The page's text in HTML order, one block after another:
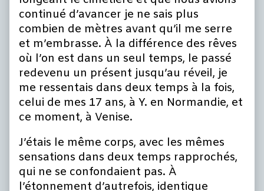
continué d’avancer je ne sais plus
combien de mètres avant qu’il me serre
et m’embrasse. À la différence des rêves
où l’on est dans un seul temps, le passé
redevenu un présent jusqu’au réveil, je
me ressentais dans deux temps à la fois,
celui de mes 17 ans, à Y. en Normandie, et
ce moment, à Venise.
J’étais le même corps, avec les mêmes
sensations dans deux temps rapprochés,
qui ne se confondaient pas. À
l’étonnement d’autrefois, identique